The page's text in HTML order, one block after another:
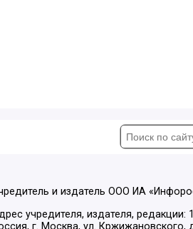
и издатель ООО ИА
учредителя, издателя, редакции:
г. Москва, ул. Кржижановского,